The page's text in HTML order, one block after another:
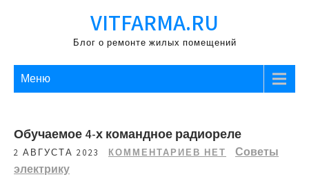
VITFARMA.RU
Блог о ремонте жилых помещений
Меню
Обучаемое 4-х командное радиореле
2 АВГУСТА 2023 КОММЕНТАРИЕВ НЕТ
Советы
электрику